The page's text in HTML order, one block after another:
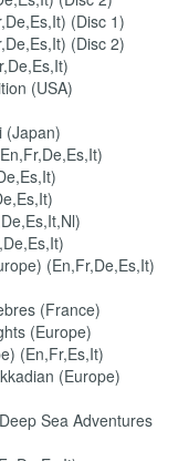
(Disc 1)
(Disc 2)
(USA)
(Japan)
(En,Fr,De,Es,It)
(France)
(Europe)
(En,Fr,Es,It)
(Europe)
Sea Adventures